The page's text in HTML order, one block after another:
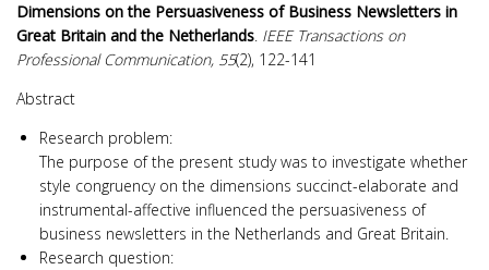
Dimensions on the Persuasiveness of Business Newsletters in
Great Britain and the Netherlands. IEEE Transactions on
Professional Communication, 55(2), 122-141
Abstract
Research problem:
The purpose of the present study was to investigate whether
style congruency on the dimensions succinct-elaborate and
instrumental-affective influenced the persuasiveness of
business newsletters in the Netherlands and Great Britain.
Research question: